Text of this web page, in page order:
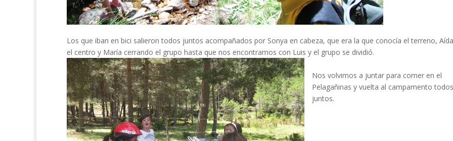
Los que iban en bici salieron todos juntos acompañados por Sonya en cabeza, que era la que conocía el terreno,
el centro y María cerrando el grupo hasta que nos encontramos con Luis y el grupo se dividió.
Nos volvimos a juntar para comer en el
Pelagañinas y vuelta al campamento todos
juntos.